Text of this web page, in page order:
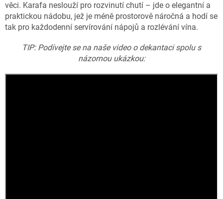
věci. Karafa neslouží pro rozvinutí chutí – jde o elegantní a
praktickou nádobu, jež je méně prostorově náročná a hodí se
tak pro každodenní servírování nápojů a rozlévání vína.
TIP: Podívejte se na naše video o dekantaci spolu s
názornou ukázkou: